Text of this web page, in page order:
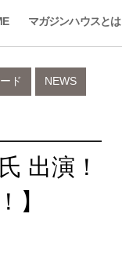
マガジンハウスとは
NEWS
ド
出演！
】